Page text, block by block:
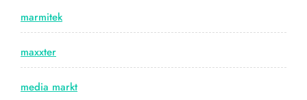
marmitek
maxxter
media markt